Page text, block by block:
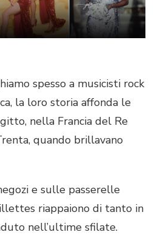
spesso a musicisti rock
la loro storia affonda le
nella Francia del Re
quando brillavano
e sulle passerelle
riappaiono di tanto in
nell’ultime sfilate.